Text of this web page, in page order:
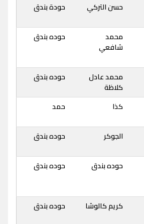
حسن التركي حودة بندق
محمد
شافعي
حوده بندق
محمد عادل
كلاظة
حوده بندق
كذا حمد
الجوكر حوده بندق
حوده بندق حوده بندق
كريم كالوشا حوده بندق